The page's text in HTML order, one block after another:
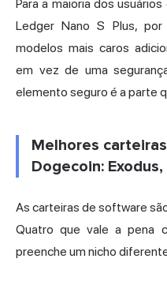
Para a maioria dos
Ledger Nano S Plus,
modelos mais caros
em vez de uma
elemento seguro é a parte
Melhores
Dogecoin:
As carteiras de software
Quatro que vale a pena
preenche um nicho